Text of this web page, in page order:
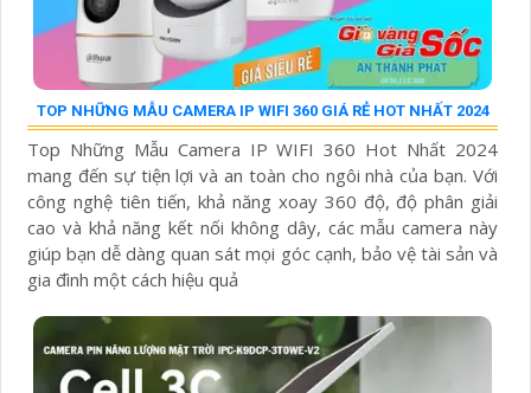
TOP NHỮNG MẪU CAMERA IP WIFI 360 GIÁ RẺ HOT NHẤT 2024
Top Những Mẫu Camera IP WIFI 360 Hot Nhất 2024
mang đến sự tiện lợi và an toàn cho ngôi nhà của bạn. Với
công nghệ tiên tiến, khả năng xoay 360 độ, độ phân giải
cao và khả năng kết nối không dây, các mẫu camera này
giúp bạn dễ dàng quan sát mọi góc cạnh, bảo vệ tài sản và
gia đình một cách hiệu quả